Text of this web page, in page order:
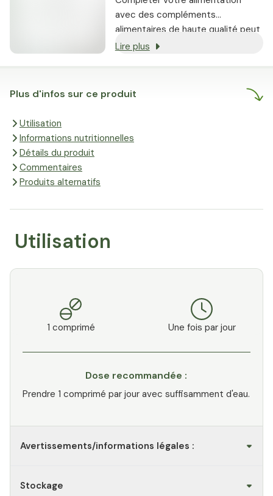
Plus d'infos sur ce produit
Utilisation
Informations nutritionnelles
Détails du produit
Commentaires
Produits alternatifs
Utilisation
1 comprimé Une fois par jour
Dose recommandée :
Prendre 1 comprimé par jour avec suffisamment d'eau.
Avertissements/informations légales :
Stockage
avec des compléments
alimentaires de haute qualité peut
vous aider à
et à réaliser vos objectifs
Lire plus